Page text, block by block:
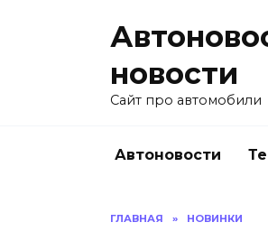
новости
Сайт про автомобили
Автоновости
ГЛАВНАЯ » НОВИНКИ